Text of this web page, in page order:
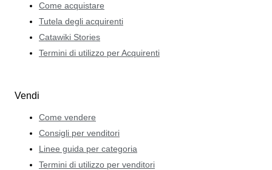
Come acquistare
Tutela degli acquirenti
Catawiki Stories
Termini di utilizzo per Acquirenti
Vendi
Come vendere
Consigli per venditori
Linee guida per categoria
Termini di utilizzo per venditori